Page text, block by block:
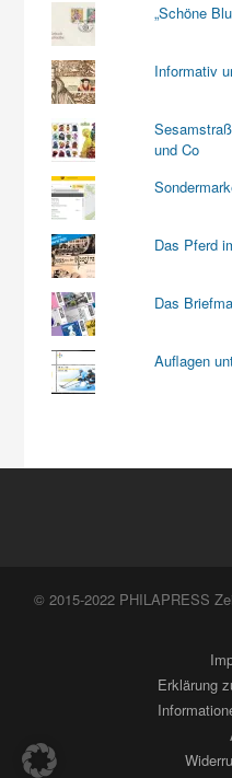
„Schöne
Informativ
und Co
Das Pferd
Das
Auflagen
© 2015-2022 PHILAPRESS
Erklärung